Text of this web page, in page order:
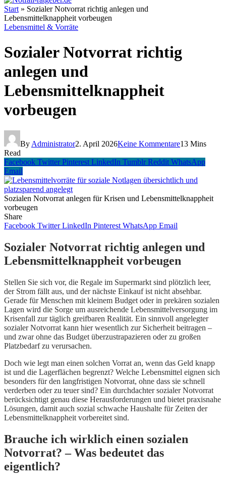
Start » Sozialer Notvorrat richtig anlegen und
Lebensmittelknappheit vorbeugen
Lebensmittel & Vorräte
Sozialer Notvorrat richtig
anlegen und
Lebensmittelknappheit
vorbeugen
By Administrator2. April 2026Keine Kommentare13 Mins
Read
Facebook Twitter Pinterest LinkedIn Tumblr Reddit WhatsApp
Email
Sozialen Notvorrat anlegen für Krisen und Lebensmittelknappheit
vorbeugen
Share
Facebook Twitter LinkedIn Pinterest WhatsApp Email
Sozialer Notvorrat richtig anlegen und
Lebensmittelknappheit vorbeugen
Stellen Sie sich vor, die Regale im Supermarkt sind plötzlich leer,
der Strom fällt aus, und der nächste Einkauf ist nicht absehbar.
Gerade für Menschen mit kleinem Budget oder in prekären sozialen
Lagen wird die Sorge um ausreichende Lebensmittelversorgung im
Krisenfall zur täglich greifbaren Realität. Ein sinnvoll angelegter
sozialer Notvorrat kann hier wesentlich zur Sicherheit beitragen –
und zwar ohne das Budget überzustrapazieren oder zu großen
Platzbedarf zu verursachen.
Doch wie legt man einen solchen Vorrat an, wenn das Geld knapp
ist und die Lagerflächen begrenzt? Welche Lebensmittel eignen sich
besonders für den langfristigen Notvorrat, ohne dass sie schnell
verderben oder zu teuer sind? Ein durchdachter sozialer Notvorrat
berücksichtigt genau diese Herausforderungen und bietet praxisnahe
Lösungen, damit auch sozial schwache Haushalte für Zeiten der
Lebensmittelknappheit vorbereitet sind.
Brauche ich wirklich einen sozialen
Notvorrat? – Was bedeutet das
eigentlich?